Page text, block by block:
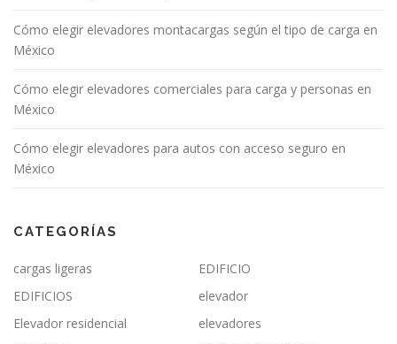
Cómo elegir elevadores montacargas según el tipo de carga en
México
Cómo elegir elevadores comerciales para carga y personas en
México
Cómo elegir elevadores para autos con acceso seguro en
México
CATEGORÍAS
cargas ligeras
EDIFICIO
EDIFICIOS
elevador
Elevador residencial
elevadores